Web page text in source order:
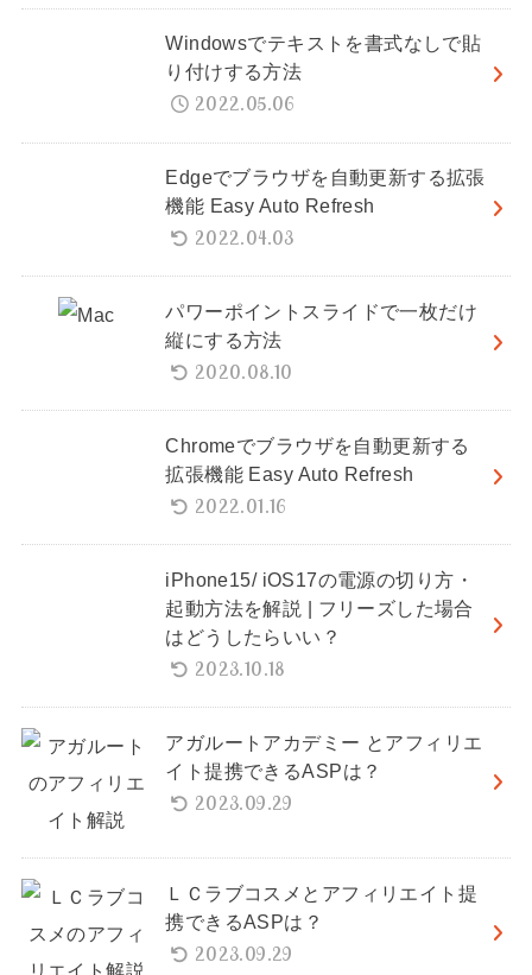
Windowsでテキストを書式なしで貼
り付けする方法
2022.05.06
Edgeでブラウザを自動更新する拡張
機能 Easy Auto Refresh
2022.04.03
パワーポイントスライドで一枚だけ
縦にする方法
2020.08.10
Chromeでブラウザを自動更新する
拡張機能 Easy Auto Refresh
2022.01.16
iPhone15/ iOS17の電源の切り方・
起動方法を解説 | フリーズした場合
はどうしたらいい？
2023.10.18
アガルートアカデミー とアフィリエ
イト提携できるASPは？
2023.09.29
ＬＣラブコスメとアフィリエイト提
携できるASPは？
2023.09.29